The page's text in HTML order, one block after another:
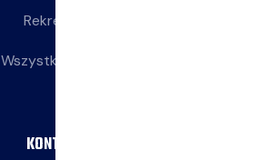
Rekreacja
Wszystkie wpisy
KONTAKT